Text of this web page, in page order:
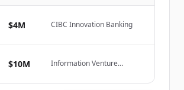
Create Free Account
$4M CIBC Innovation Banking
$10M
Information Venture
Ventures, ManchesterStory